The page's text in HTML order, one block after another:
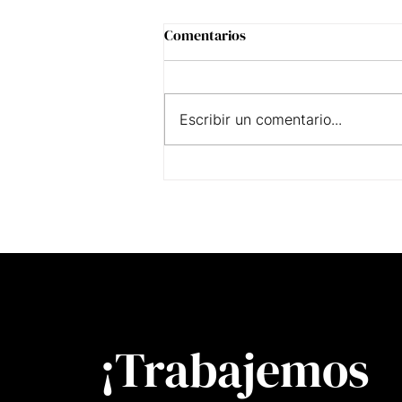
Comentarios
Escribir un comentario...
¡Trabajemos